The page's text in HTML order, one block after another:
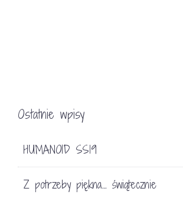
Ostatnie wpisy
HUMANOID SS19
Z potrzeby piękna… świątecznie